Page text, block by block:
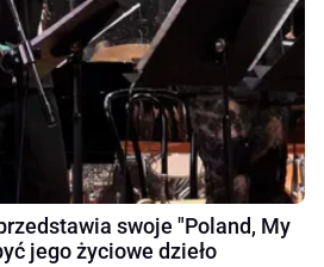
swoje "Poland, My
jego życiowe dzieło